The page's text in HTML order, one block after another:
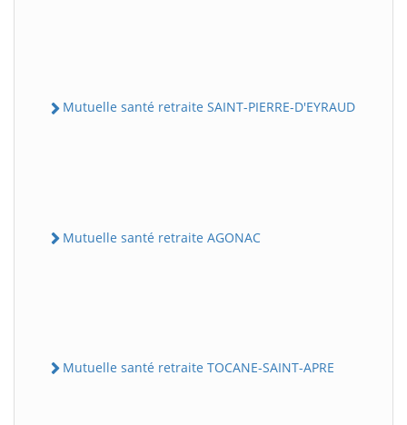
Mutuelle santé retraite SAINT-PIERRE-D'EYRAUD
Mutuelle santé retraite AGONAC
Mutuelle santé retraite TOCANE-SAINT-APRE